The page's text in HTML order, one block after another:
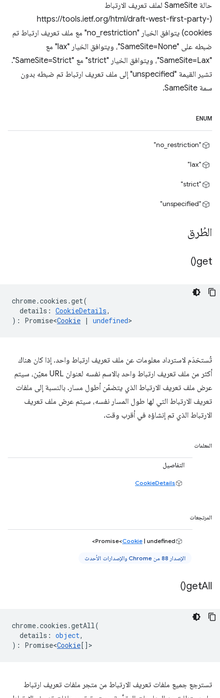
حالة SameSite لملف تعريف الارتباط
(https://tools.ietf.org/html/draft-west-first-party-
cookies) يتوافق الخيار "no_restriction" مع ملف تعريف ارتباط تم
ضبطه على "SameSite=None"، ويتوافق الخيار "lax" مع
"SameSite=Lax"، ويتوافق الخيار "strict" مع "SameSite=Strict".
تشير القيمة "unspecified" إلى ملف تعريف ارتباط تم ضبطه بدون
سمة SameSite.
ENUM
"no_restriction"
"lax"
"strict"
"unspecified"
الطُرق
get(
)
chrome.cookies .get(
details : CookieDetails,
) : Promise<Cookie | undefined>
تُستخدَم لاسترداد معلومات عن ملف تعريف ارتباط واحد. إذا كان هناك
أكثر من ملف تعريف ارتباط واحد بالاسم نفسه لعنوان URL معيّن، سيتم
عرض ملف تعريف الارتباط الذي يتضمّن أطول مسار. بالنسبة إلى ملفات
تعريف الارتباط التي لها طول المسار نفسه، سيتم عرض ملف تعريف
الارتباط الذي تم إنشاؤه في أقرب وقت.
المعلمات
التفاصيل
CookieDetails
المرتجعات
Promise<Cookie | undefined>
الإصدار 88 من Chrome والإصدارات الأحدث
getAll(
)
chrome.cookies .getAll(
details : object,
) : Promise<Cookie[] >
تسترجع جميع ملفات تعريف الارتباط من متجر ملفات تعريف ارتباط